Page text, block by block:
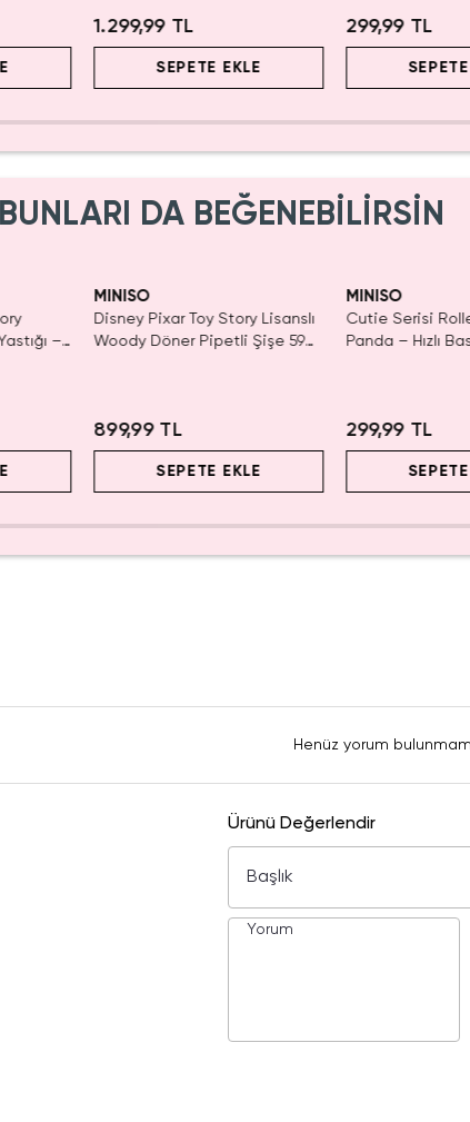
1.299,99 TL
SEPETE EKLE
299,99 TL
BUNLARI DA BEĞENEBİLİRSİN
–
MINISO
Disney Pixar Toy Story Lisanslı
Woody Döner Pipetli Şişe 590
899,99 TL
SEPETE EKLE
MINISO
Cutie Serisi
Panda – Hızlı
299,99 TL
Henüz yorum
Ürünü Değerlendir